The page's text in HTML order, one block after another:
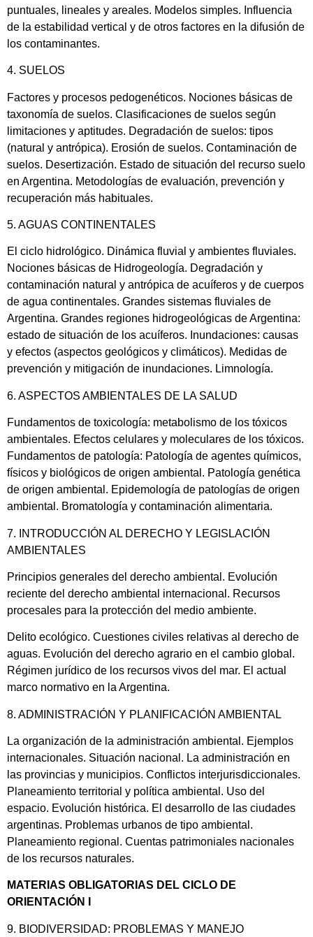
puntuales, lineales y areales. Modelos simples. Influencia
de la estabilidad vertical y de otros factores en la difusión de
los contaminantes.
4. SUELOS
Factores y procesos pedogenéticos. Nociones básicas de
taxonomía de suelos. Clasificaciones de suelos según
limitaciones y aptitudes. Degradación de suelos: tipos
(natural y antrópica). Erosión de suelos. Contaminación de
suelos. Desertización. Estado de situación del recurso suelo
en Argentina. Metodologías de evaluación, prevención y
recuperación más habituales.
5. AGUAS CONTINENTALES
El ciclo hidrológico. Dinámica fluvial y ambientes fluviales.
Nociones básicas de Hidrogeología. Degradación y
contaminación natural y antrópica de acuíferos y de cuerpos
de agua continentales. Grandes sistemas fluviales de
Argentina. Grandes regiones hidrogeológicas de Argentina:
estado de situación de los acuíferos. Inundaciones: causas
y efectos (aspectos geológicos y climáticos). Medidas de
prevención y mitigación de inundaciones. Limnología.
6. ASPECTOS AMBIENTALES DE LA SALUD
Fundamentos de toxicología: metabolismo de los tóxicos
ambientales. Efectos celulares y moleculares de los tóxicos.
Fundamentos de patología: Patología de agentes químicos,
físicos y biológicos de origen ambiental. Patología genética
de origen ambiental. Epidemología de patologías de origen
ambiental. Bromatología y contaminación alimentaria.
7. INTRODUCCIÓN AL DERECHO Y LEGISLACIÓN
AMBIENTALES
Principios generales del derecho ambiental. Evolución
reciente del derecho ambiental internacional. Recursos
procesales para la protección del medio ambiente.
Delito ecológico. Cuestiones civiles relativas al derecho de
aguas. Evolución del derecho agrario en el cambio global.
Régimen jurídico de los recursos vivos del mar. El actual
marco normativo en la Argentina.
8. ADMINISTRACIÓN Y PLANIFICACIÓN AMBIENTAL
La organización de la administración ambiental. Ejemplos
internacionales. Situación nacional. La administración en
las provincias y municipios. Conflictos interjurisdiccionales.
Planeamiento territorial y política ambiental. Uso del
espacio. Evolución histórica. El desarrollo de las ciudades
argentinas. Problemas urbanos de tipo ambiental.
Planeamiento regional. Cuentas patrimoniales nacionales
de los recursos naturales.
MATERIAS OBLIGATORIAS DEL CICLO DE
ORIENTACIÓN I
9. BIODIVERSIDAD: PROBLEMAS Y MANEJO